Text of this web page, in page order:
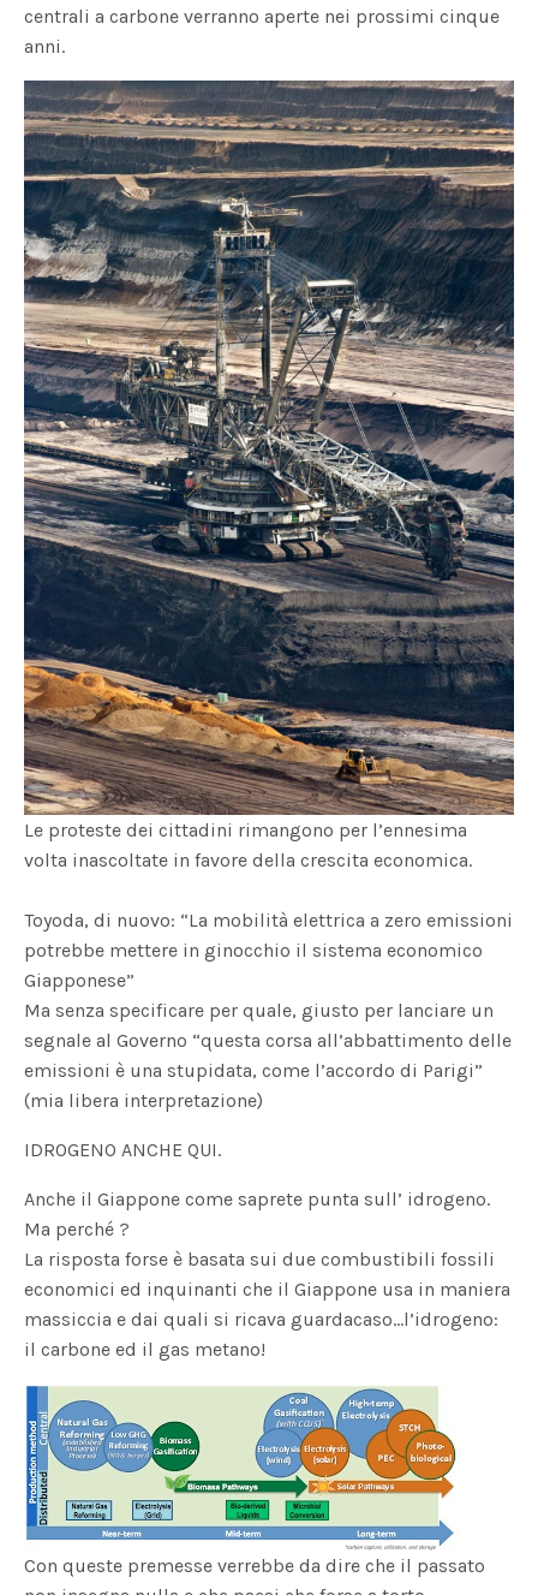
centrali a carbone verranno aperte nei prossimi cinque
anni.
Le proteste dei cittadini rimangono per l’ennesima
volta inascoltate in favore della crescita economica.
Toyoda, di nuovo: “La mobilità elettrica a zero emissioni
potrebbe mettere in ginocchio il sistema economico
Giapponese”
Ma senza specificare per quale, giusto per lanciare un
segnale al Governo “questa corsa all’abbattimento delle
emissioni è una stupidata, come l’accordo di Parigi”
(mia libera interpretazione)
IDROGENO ANCHE QUI.
Anche il Giappone come saprete punta sull’ idrogeno.
Ma perché ?
La risposta forse è basata sui due combustibili fossili
economici ed inquinanti che il Giappone usa in maniera
massiccia e dai quali si ricava guardacaso…l’idrogeno:
il carbone ed il gas metano!
Con queste premesse verrebbe da dire che il passato